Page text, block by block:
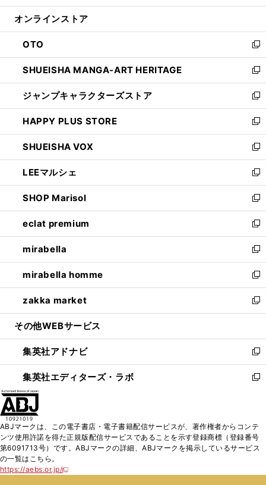
開
ン
ウ
で
開
く
ウ
ン
ド
ウ
で
開
く
オンラインストア
OTO
新
し
い
ウ
ィ
ン
ド
ウ
で
開
く
SHUEISHA MANGA-ART HERITAGE
新
し
い
ウ
ィ
ン
ド
ウ
で
開
く
ジャンプキャラクターズストア
新
し
い
ウ
ィ
ン
ド
ウ
で
開
く
HAPPY PLUS STORE
新
し
い
ウ
ィ
ン
ド
ウ
で
開
く
SHUEISHA VOX
新
し
い
ウ
ィ
ン
ド
ウ
で
開
く
LEEマルシェ
新
し
い
ウ
ィ
ン
ド
ウ
で
開
く
SHOP Marisol
新
し
い
ウ
ィ
ン
ド
ウ
で
開
eclat premium
新
し
い
ウ
ィ
ン
ド
ウ
開
く
mirabella
新
し
い
ウ
ィ
ン
ウ
で
開
く
mirabella homme
新
し
い
ウ
ン
ド
ウ
で
zakka market
新
し
ウ
ィ
ン
ド
く
その他WEBサービス
集英社アドナビ
新
し
い
ド
ウ
で
集英社エディターズ・ラボ
新
ィ
ン
ド
ABJマークは、この電子書店・電子書籍配信サービスが、著作権者からコンテ
ンツ使用許諾を得た正規版配信サービスであることを示す登録商標（登録番号
第6091713号）です。ABJマークの詳細、ABJマークを掲示しているサービス
の一覧はこちら。
https://aebs.or.jp/
新